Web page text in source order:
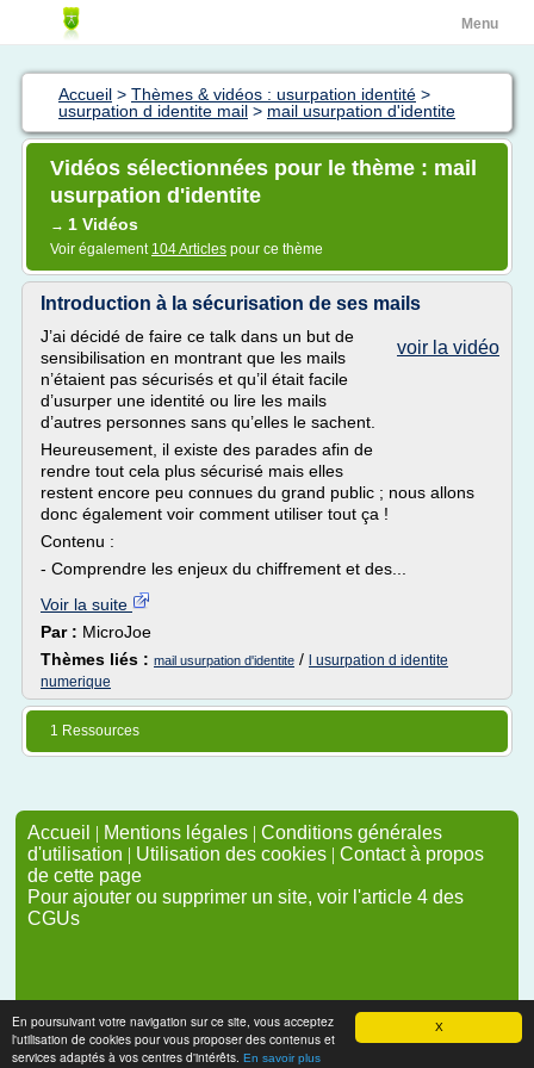
X
En poursuivant votre navigation sur ce site, vous acceptez
l'utilisation de cookies pour vous proposer des contenus et
services adaptés à vos centres d'intérêts. En savoir plus
Menu
Accueil > Thèmes & vidéos : usurpation identité >
usurpation d identite mail > mail usurpation d'identite
Vidéos sélectionnées pour le thème : mail
usurpation d'identite
→ 1 Vidéos
Voir également 104 Articles pour ce thème
Introduction à la sécurisation de ses mails
voir la vidéo
J’ai décidé de faire ce talk dans un but de
sensibilisation en montrant que les mails
n’étaient pas sécurisés et qu’il était facile
d’usurper une identité ou lire les mails
d’autres personnes sans qu’elles le sachent.
Heureusement, il existe des parades afin de
rendre tout cela plus sécurisé mais elles
restent encore peu connues du grand public ; nous allons
donc également voir comment utiliser tout ça !
Contenu :
- Comprendre les enjeux du chiffrement et des...
Voir la suite
Par : MicroJoe
Thèmes liés : mail usurpation d'identite /
l usurpation d identite
numerique
1 Ressources
Accueil | Mentions légales | Conditions générales
d'utilisation | Utilisation des cookies | Contact à propos
de cette page
Pour ajouter ou supprimer un site, voir l'article 4 des
CGUs